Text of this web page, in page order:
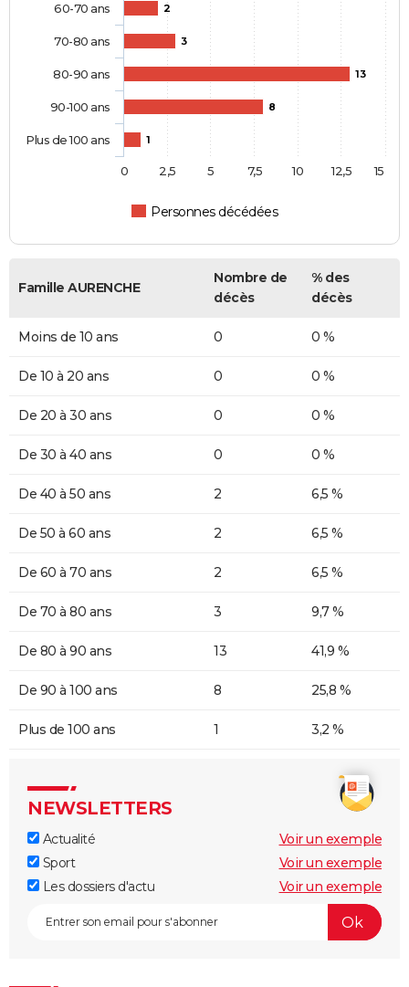
2
3
13
8
1
Personnes décédées
60-70 ans
70-80 ans
80-90 ans
90-100 ans
Plus de 100 ans
0 2,5 5 7,5 10 12,5 15
Famille AURENCHE
Nombre de
décès
% des
décès
Moins de 10 ans 0 0 %
De 10 à 20 ans 0 0 %
De 20 à 30 ans 0 0 %
De 30 à 40 ans 0 0 %
De 40 à 50 ans 2 6,5 %
De 50 à 60 ans 2 6,5 %
De 60 à 70 ans 2 6,5 %
De 70 à 80 ans 3 9,7 %
De 80 à 90 ans 13 41,9 %
De 90 à 100 ans 8 25,8 %
Plus de 100 ans 1 3,2 %
NEWSLETTERS
Actualité
Voir un exemple
Sport
Voir un exemple
Les dossiers d'actu
Voir un exemple